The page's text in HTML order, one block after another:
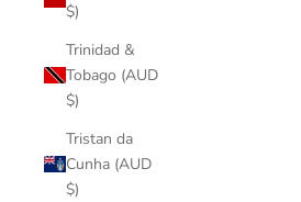
$)
Trinidad &
Tobago (AUD
$)
Tristan da
Cunha (AUD
$)